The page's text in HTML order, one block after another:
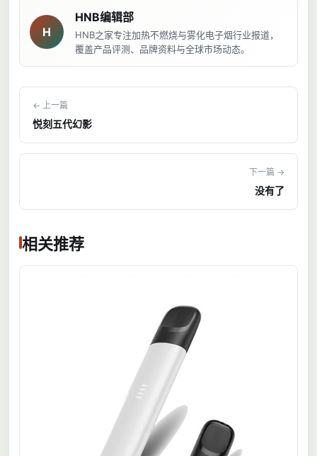
H
HNB编辑部
HNB之家专注加热不燃烧与雾化电子烟行业报道，
覆盖产品评测、品牌资料与全球市场动态。
← 上一篇
悦刻五代幻影
下一篇 →
没有了
相关推荐